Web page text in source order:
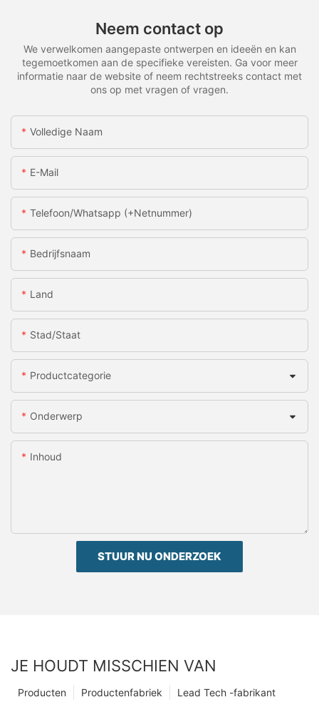
Neem contact op
We verwelkomen aangepaste ontwerpen en ideeën en kan
tegemoetkomen aan de specifieke vereisten. Ga voor meer
informatie naar de website of neem rechtstreeks contact met
ons op met vragen of vragen.
Volledige Naam
E-Mail
Telefoon/whatsapp (+netnummer)
Bedrijfsnaam
Land
Stad/staat
Productcategorie
Onderwerp
Inhoud
STUUR NU ONDERZOEK
JE HOUDT MISSCHIEN VAN
Lead Tech -fabrikant
Productenfabriek
Producten